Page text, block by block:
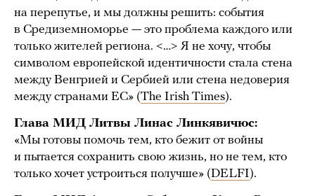
на перепутье, и мы должны решить: события
в Средиземноморье — это проблема каждого или
только жителей региона. <…> Я не хочу, чтобы
символом европейской идентичности стала стена
между Венгрией и Сербией или стена недоверия
между странами ЕС» (The Irish Times).
Глава МИД Литвы Линас Линкявичюс:
«Мы готовы помочь тем, кто бежит от войны
и пытается сохранить свою жизнь, но не тем, кто
только хочет устроиться получше» (DELFI).